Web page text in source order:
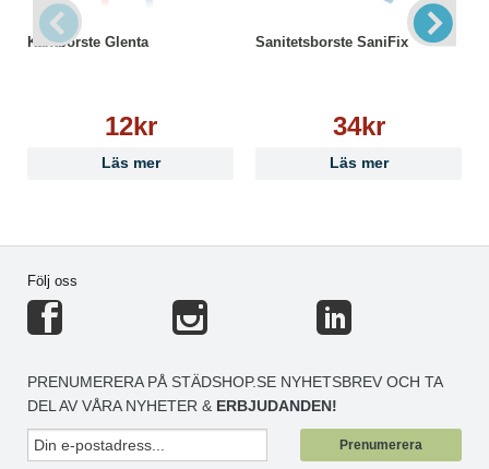
Kantborste Glenta
12kr
Läs mer
Sanitetsborste SaniFix
34kr
Läs mer
Följ oss
PRENUMERERA PÅ STÄDSHOP.SE NYHETSBREV OCH TA
DEL AV VÅRA NYHETER & ERBJUDANDEN!
Prenumerera